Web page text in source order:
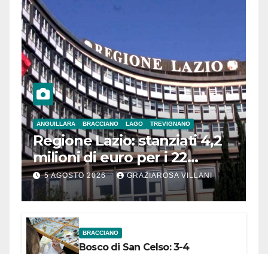
ANGUILLARA BRACCIANO LAGO TREVIGNANO
Regione Lazio: stanziati 4,2
milioni di euro per i 22
Comuni dell’Etruria
Meridionale
5 AGOSTO 2026 GRAZIAROSA VILLANI
BRACCIANO
Bosco di San Celso: 3-4